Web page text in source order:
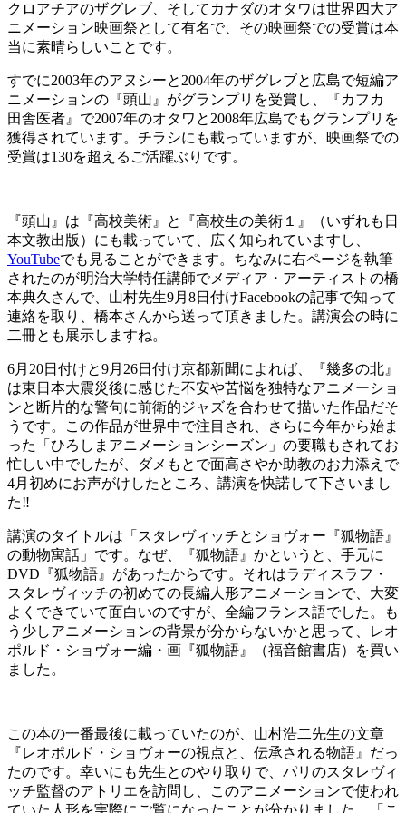
クロアチアのザグレブ、そしてカナダのオタワは世界四大ア
ニメーション映画祭として有名で、その映画祭での受賞は本
当に素晴らしいことです。
すでに2003年のアヌシーと2004年のザグレブと広島で短編ア
ニメーションの『頭山』がグランプリを受賞し、『カフカ
田舎医者』で2007年のオタワと2008年広島でもグランプリを
獲得されています。チラシにも載っていますが、映画祭での
受賞は130を超えるご活躍ぶりです。
『頭山』は『高校美術』と『高校生の美術１』（いずれも日
本文教出版）にも載っていて、広く知られていますし、
YouTubeでも見ることができます。ちなみに右ページを執筆
されたのが明治大学特任講師でメディア・アーティストの橋
本典久さんで、山村先生9月8日付けFacebookの記事で知って
連絡を取り、橋本さんから送って頂きました。講演会の時に
二冊とも展示しますね。
6月20日付けと9月26日付け京都新聞によれば、『幾多の北』
は東日本大震災後に感じた不安や苦悩を独特なアニメーショ
ンと断片的な警句に前衛的ジャズを合わせて描いた作品だそ
うです。この作品が世界中で注目され、さらに今年から始ま
った「ひろしまアニメーションシーズン」の要職もされてお
忙しい中でしたが、ダメもとで面高さやか助教のお力添えで
4月初めにお声がけしたところ、講演を快諾して下さいまし
た‼
講演のタイトルは「スタレヴィッチとショヴォー『狐物語』
の動物寓話」です。なぜ、『狐物語』かというと、手元に
DVD『狐物語』があったからです。それはラディスラフ・
スタレヴィッチの初めての長編人形アニメーションで、大変
よくできていて面白いのですが、全編フランス語でした。も
う少しアニメーションの背景が分からないかと思って、レオ
ポルド・ショヴォー編・画『狐物語』（福音館書店）を買い
ました。
この本の一番最後に載っていたのが、山村浩二先生の文章
『レオポルド・ショヴォーの視点と、伝承される物語』だっ
たのです。幸いにも先生とのやり取りで、パリのスタレヴィ
ッチ監督のアトリエを訪問し、このアニメーションで使われ